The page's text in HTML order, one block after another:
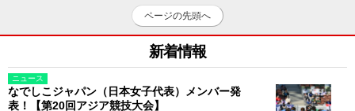
ページの先頭へ
新着情報
ニュース
なでしこジャパン（日本女子代表）メンバー発
表！【第20回アジア競技大会】